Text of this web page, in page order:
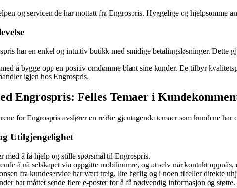
og servicen de har mottatt fra Engrospris. Hyggelige og hjelpsomme
har en enkel og intuitiv butikk med smidige betalingsløsninger. Dette
å bygge opp en positiv omdømme blant sine kunder. De tilbyr
igjen hos Engrospris.
Engrospris: Felles Temaer i
for Engrospris avslører en rekke gjentagende temaer som kundene
Utilgjengelighet
med å få hjelp og stille spørsmål til Engrospris.
å nå selskapet via oppgitte mobilnumre, og at selv når kontakt
fra kundeservice har vært treig, lite høflig og i noen tilfeller direkte
har måttet sende flere e-poster for å få nødvendig informasjon og støtte.